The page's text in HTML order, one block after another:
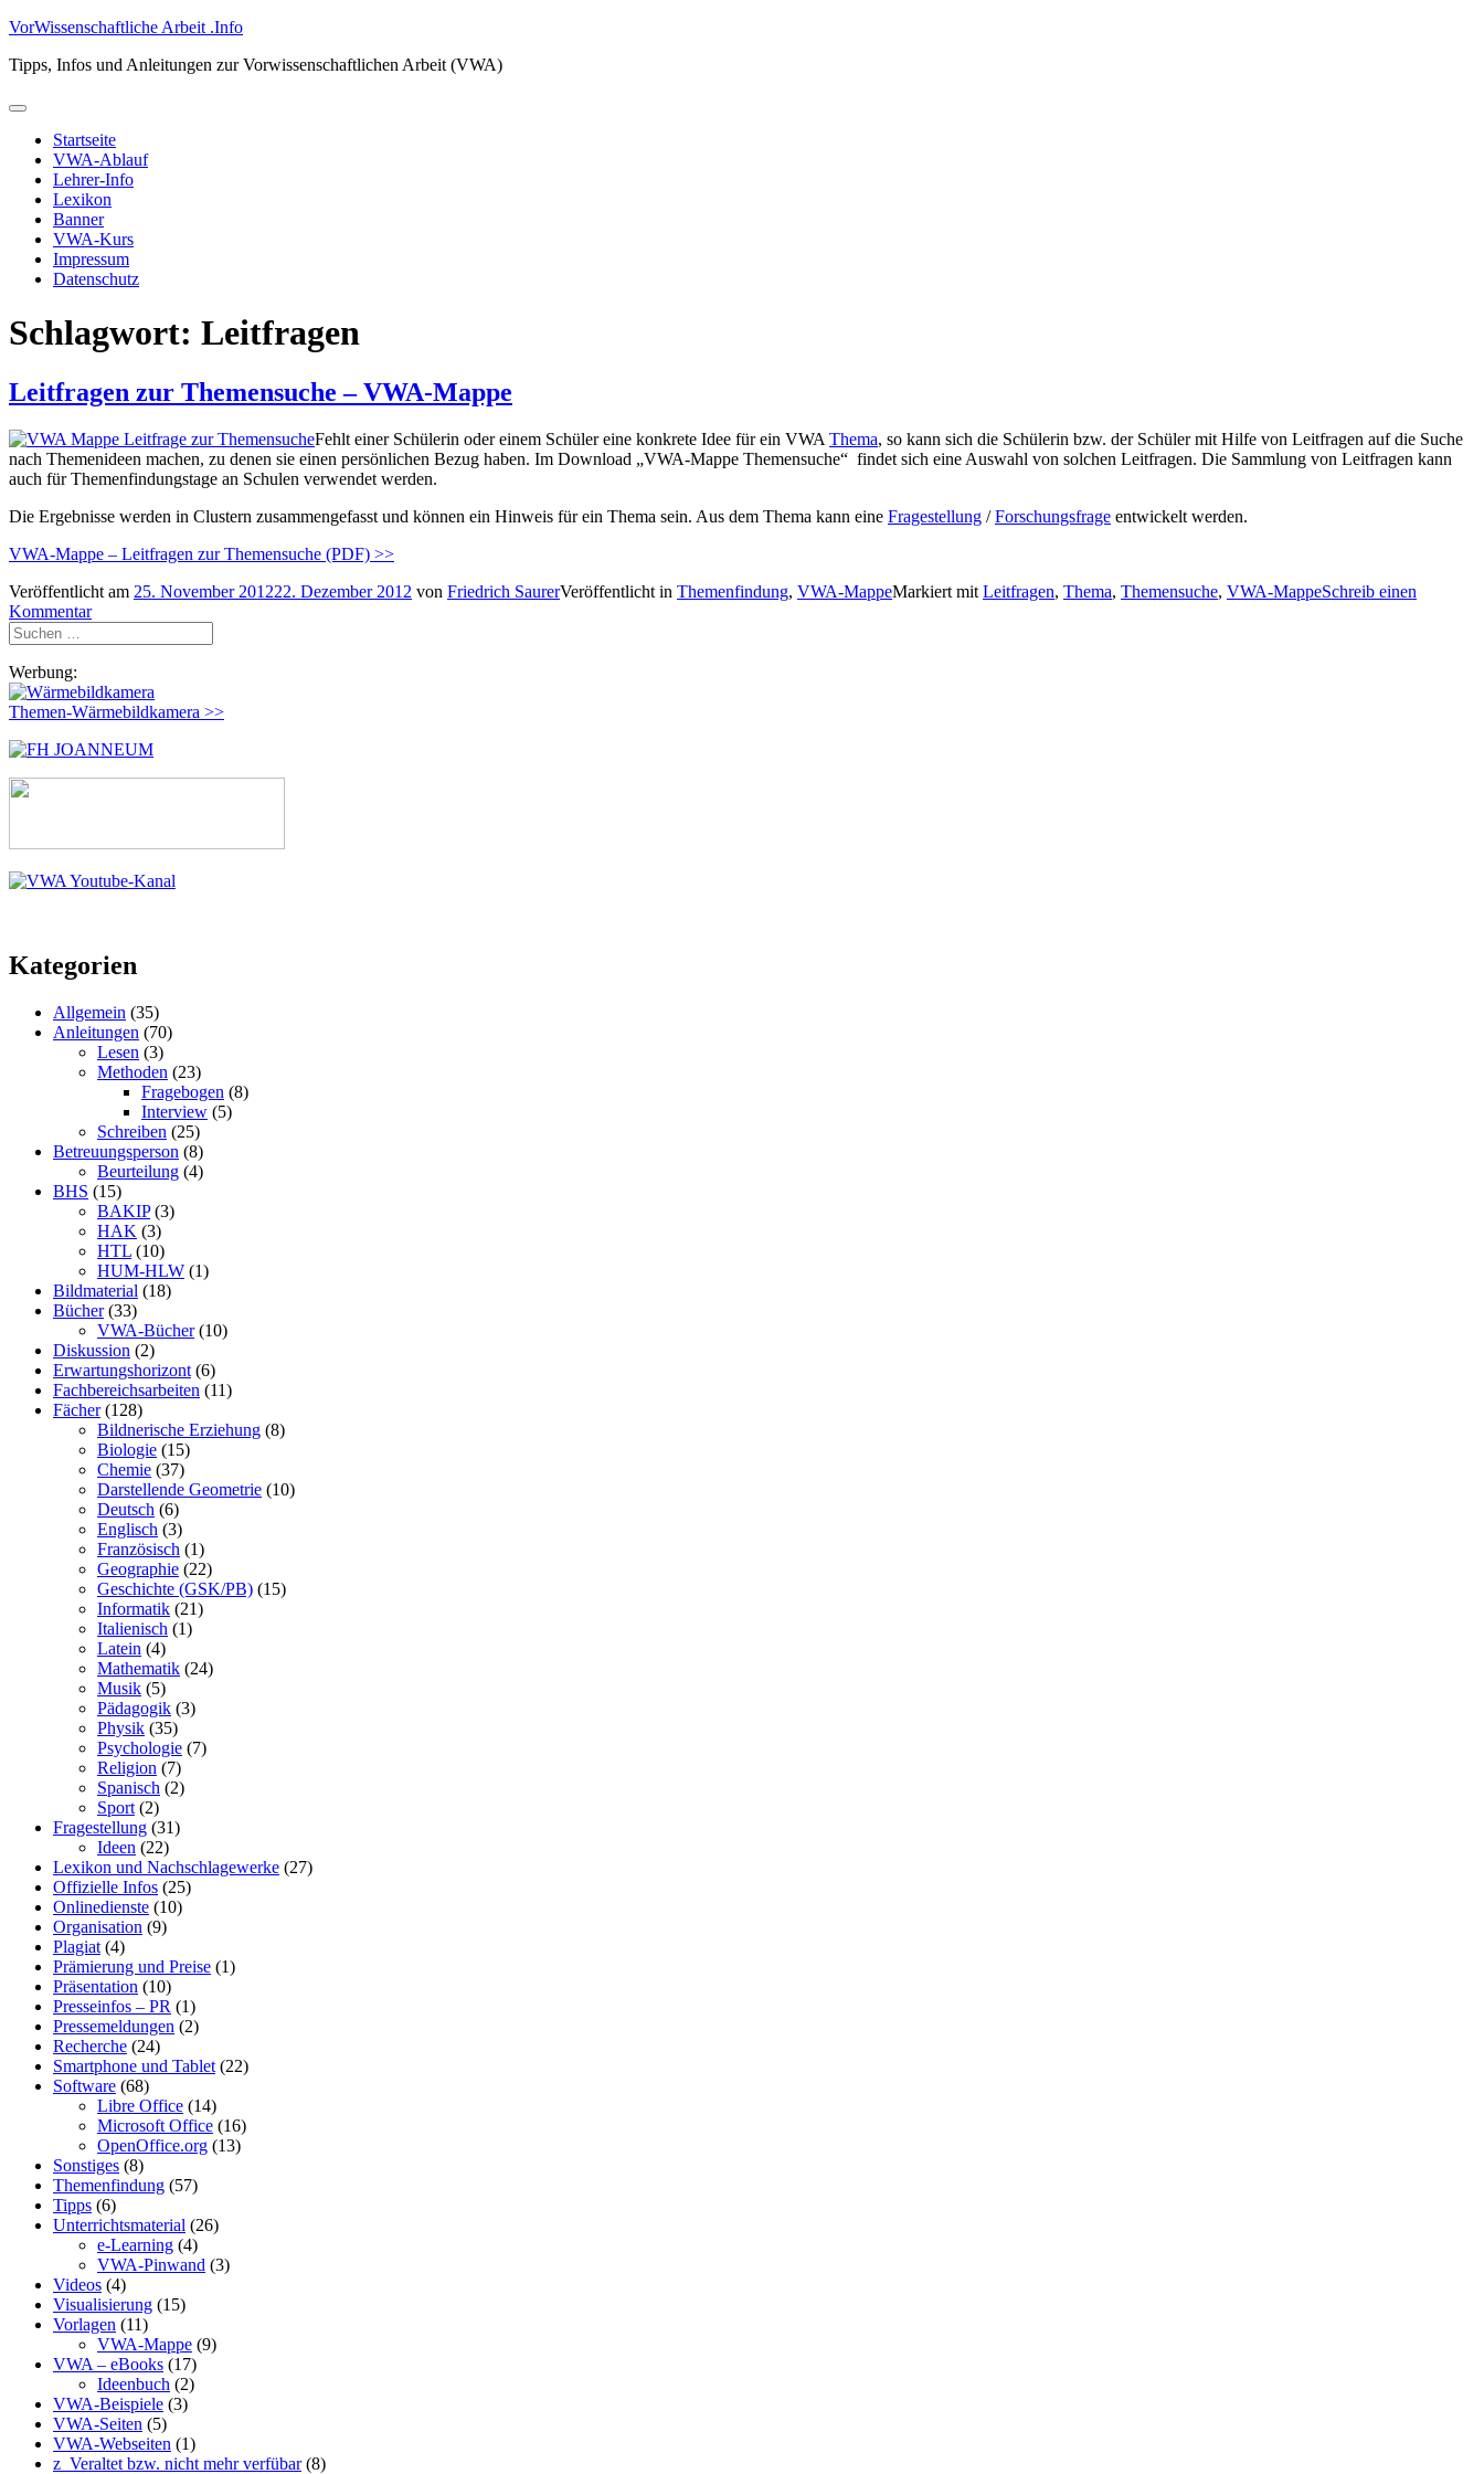
Zum
springen
VorWissenschaftliche Arbeit .Info
Tipps, Infos und Anleitungen zur Vorwissenschaftlichen Arbeit (VWA)
Primäres
Startseite
VWA-Ablauf
Lehrer-Info
Lexikon
Banner
VWA-Kurs
Impressum
Datenschutz
Schlagwort: Leitfragen
Leitfragen zur Themensuche – VWA-Mappe
Fehlt einer Schülerin oder einem Schüler eine konkrete Idee für ein VWA Thema, so kann sich die Schülerin bzw. der Schüler mit Hilfe von Leitfragen auf die Suche
nach Themenideen machen, zu denen sie einen persönlichen Bezug haben. Im Download „VWA-Mappe Themensuche“ findet sich eine Auswahl von solchen Leitfragen. Die Sammlung von Leitfragen kann
auch für Themenfindungstage an Schulen verwendet werden.
Die Ergebnisse werden in Clustern zusammengefasst und können ein Hinweis für ein Thema sein. Aus dem Thema kann eine Fragestellung /Forschungsfrage entwickelt werden.
VWA-Mappe – Leitfragen zur Themensuche (PDF) >>
Veröffentlicht am 25. November 201222. Dezember 2012 von Friedrich SaurerVeröffentlicht in Themenfindung, VWA-MappeMarkiert mit Leitfragen, Thema, Themensuche, VWA-MappeSchreib einen
Kommentar
Suchen
nach:
Werbung:
Themen-Wärmebildkamera >>
Kategorien
Allgemein (35)
Anleitungen (70)
Lesen (3)
Methoden (23)
Fragebogen (8)
Interview (5)
Schreiben (25)
Betreuungsperson (8)
Beurteilung (4)
BHS (15)
BAKIP(3)
HAK (3)
HTL (10)
HUM-HLW (1)
Bildmaterial (18)
Bücher(33)
VWA-Bücher(10)
Diskussion (2)
Erwartungshorizont (6)
Fachbereichsarbeiten (11)
Fächer(128)
Bildnerische Erziehung (8)
Biologie (15)
Chemie (37)
Darstellende Geometrie (10)
Deutsch (6)
Englisch (3)
Französisch (1)
Geographie (22)
Geschichte (GSK/PB) (15)
Informatik (21)
Italienisch (1)
Latein (4)
Mathematik (24)
Musik (5)
Pädagogik (3)
Physik (35)
Psychologie (7)
Religion (7)
Spanisch (2)
Sport (2)
Fragestellung (31)
Ideen (22)
Lexikon und Nachschlagewerke (27)
Offizielle Infos (25)
Onlinedienste (10)
Organisation (9)
Plagiat (4)
Prämierung und Preise (1)
Präsentation (10)
Presseinfos – PR (1)
Pressemeldungen (2)
Recherche (24)
Smartphone und Tablet (22)
Software (68)
Libre Office (14)
Microsoft Office (16)
OpenOffice.org (13)
Sonstiges (8)
Themenfindung (57)
Tipps (6)
Unterrichtsmaterial (26)
e-Learning (4)
VWA-Pinwand (3)
Videos (4)
Visualisierung (15)
Vorlagen (11)
VWA-Mappe (9)
VWA – eBooks (17)
Ideenbuch (2)
VWA-Beispiele (3)
VWA-Seiten (5)
VWA-Webseiten (1)
z_Veraltet bzw. nicht mehr verfübar(8)